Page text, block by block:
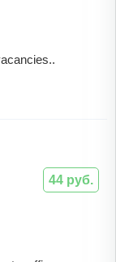
44 руб.